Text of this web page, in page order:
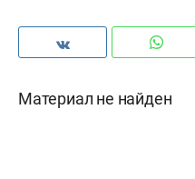
Материал не найден